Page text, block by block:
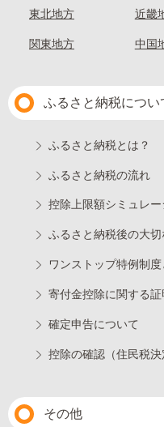
東北地方
関東地方
近畿
中国
ふるさと納税につい
ふるさと納税とは？
ふるさと納税の流れ
控除上限額シミュレー
ふるさと納税後の大切
ワンストップ特例制度
寄付金控除に関する証
確定申告について
控除の確認（住民税決
その他